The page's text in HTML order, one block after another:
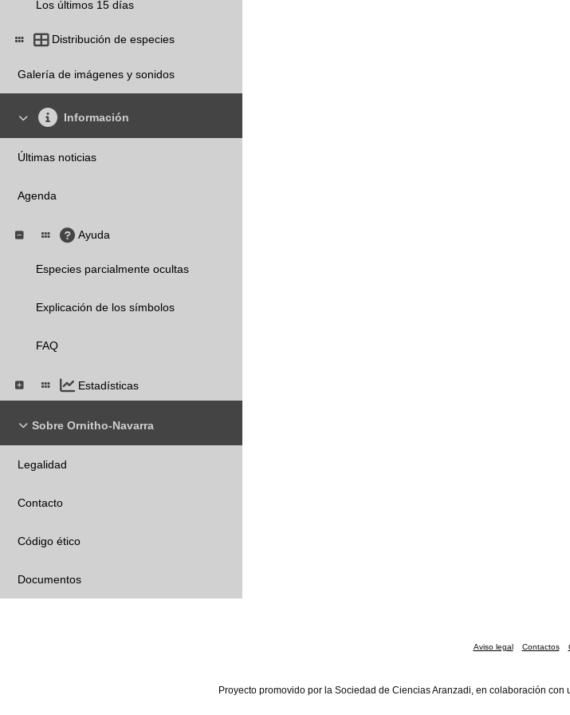
Los últimos 15 días
Distribución de especies
Galería de imágenes y sonidos
Información
Últimas noticias
Agenda
Ayuda
Especies parcialmente ocultas
Explicación de los símbolos
FAQ
Estadísticas
Sobre Ornitho-Navarra
Legalidad
Contacto
Código ético
Documentos
Aviso legal Contactos
Proyecto promovido por la Sociedad de Ciencias Aranzadi, en colaboración